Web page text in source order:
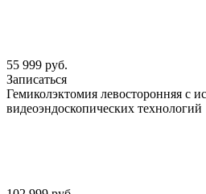
55 999 руб.
Записаться
Гемиколэктомия левосторонняя с
видеоэндоскопических технологий